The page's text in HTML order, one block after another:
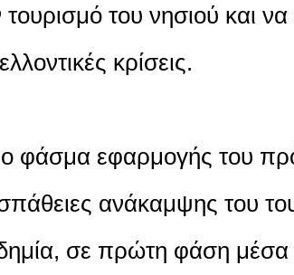
τουρισμό του νησιού και να
κρίσεις.
φάσμα εφαρμογής του
ανάκαμψης του
σε πρώτη φάση μέσα